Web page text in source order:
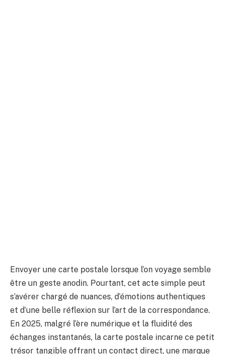
Envoyer une carte postale lorsque l’on voyage semble
être un geste anodin. Pourtant, cet acte simple peut
s’avérer chargé de nuances, d’émotions authentiques
et d’une belle réflexion sur l’art de la correspondance.
En 2025, malgré l’ère numérique et la fluidité des
échanges instantanés, la carte postale incarne ce petit
trésor tangible offrant un contact direct, une marque